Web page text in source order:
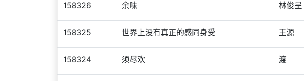
158326 余味 林俊呈
158325 世界上没有真正的感同身受 王源
158324 须尽欢 渡